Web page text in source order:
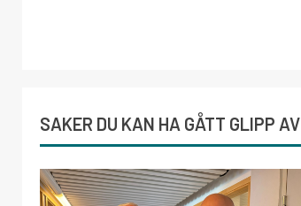
SAKER DU KAN HA GÅTT GLIPP AV